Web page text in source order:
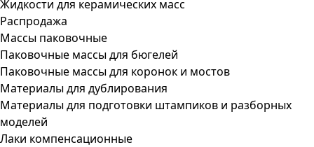
Жидкости для керамических масс
Распродажа
Массы паковочные
Паковочные массы для бюгелей
Паковочные массы для коронок и мостов
Материалы для дублирования
Материалы для подготовки штампиков и разборных
моделей
Лаки компенсационные